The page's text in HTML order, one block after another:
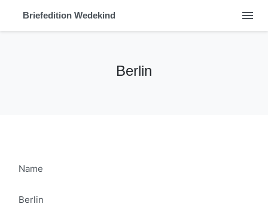
Briefedition Wedekind menu
Berlin
Name
Berlin